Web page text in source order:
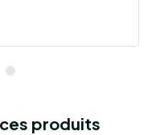
produits